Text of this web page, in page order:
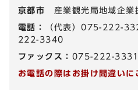
京都市 産業観光局地域企業
電話：
（代表）075-222-
222-3340
ファックス： 075-222-3331
お電話の際はお掛け間違いに